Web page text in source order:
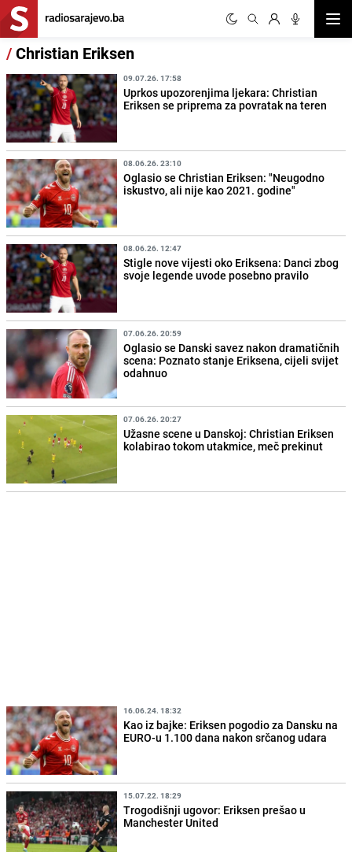
/Christian Eriksen
09.07.26. 17:58
Uprkos upozorenjima ljekara: Christian
Eriksen se priprema za povratak na teren
08.06.26. 23:10
Oglasio se Christian Eriksen: "Neugodno
iskustvo, ali nije kao 2021. godine"
08.06.26. 12:47
Stigle nove vijesti oko Eriksena: Danci zbog
svoje legende uvode posebno pravilo
07.06.26. 20:59
Oglasio se Danski savez nakon dramatičnih
scena: Poznato stanje Eriksena, cijeli svijet
odahnuo
07.06.26. 20:27
Užasne scene u Danskoj: Christian Eriksen
kolabirao tokom utakmice, meč prekinut
16.06.24. 18:32
Kao iz bajke: Eriksen pogodio za Dansku na
EURO-u 1.100 dana nakon srčanog udara
15.07.22. 18:29
Trogodišnji ugovor: Eriksen prešao u
Manchester United